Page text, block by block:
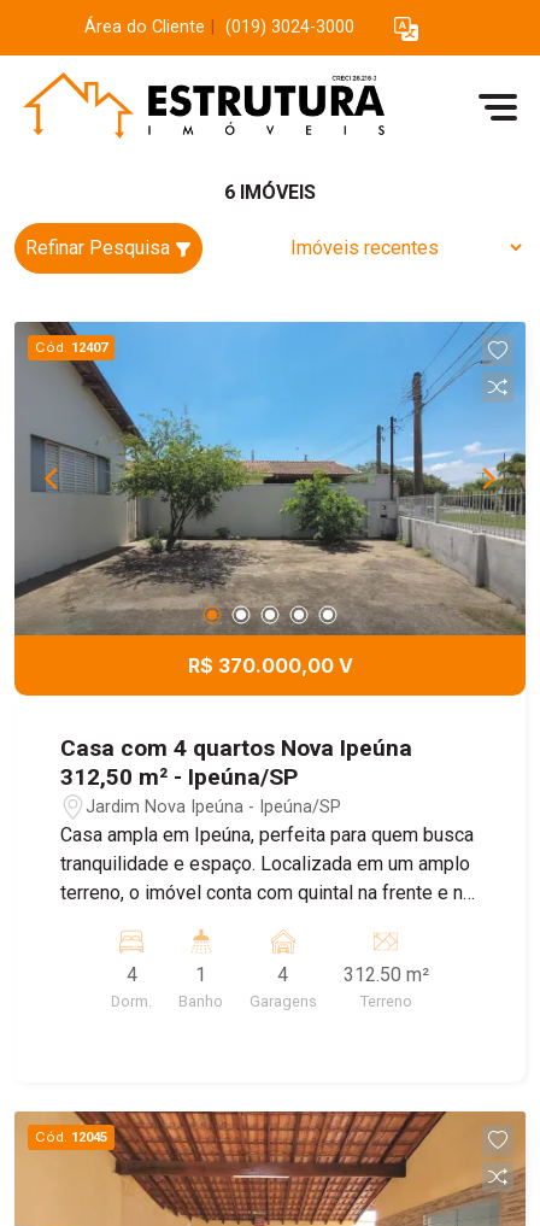
Área do Cliente (019) 3024-3000
6 IMÓVEIS
Refinar Pesquisa
Cód. 12407
R$ 370.000,00 V
Casa com 4 quartos Nova Ipeúna
312,50 m² - Ipeúna/SP
Jardim Nova Ipeúna - Ipeúna/SP
Casa ampla em Ipeúna, perfeita para quem busca
tranquilidade e espaço. Localizada em um amplo
terreno, o imóvel conta com quintal na frente e na
Possui varanda lateral com área de serviço e um
excelente espaço, ideal para a criação de uma
área gourmet. A casa dispõe de 04 dormitórios,
qualidade de vida. Agende já sua visita!
4
Dorm.
1
Banho
4
Garagens
312.50 m²
Terreno
Cód. 12045